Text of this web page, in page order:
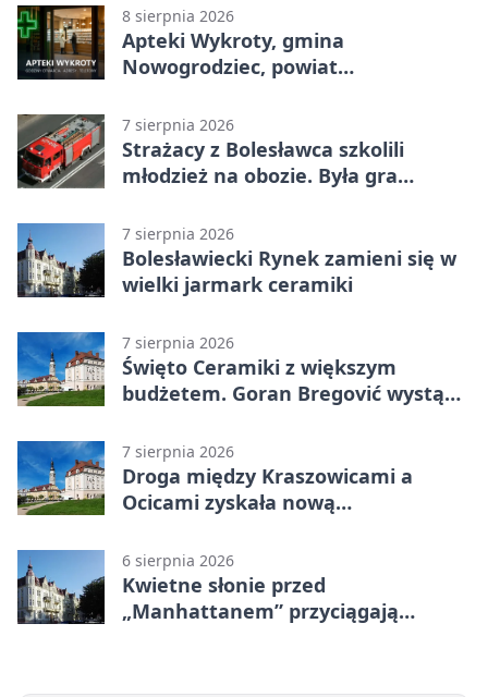
8 sierpnia 2026
Apteki Wykroty, gmina
Nowogrodziec, powiat
godziny otwarcia
7 sierpnia 2026
Strażacy z Bolesławca szkolili
młodzież na obozie. Była gra
7 sierpnia 2026
Bolesławiecki Rynek zamieni się w
wielki jarmark ceramiki
7 sierpnia 2026
Święto Ceramiki z większym
budżetem. Goran Bregović wystąpi
7 sierpnia 2026
Droga między Kraszowicami a
Ocicami zyskała nową
6 sierpnia 2026
Kwietne słonie przed
„Manhattanem” przyciągają